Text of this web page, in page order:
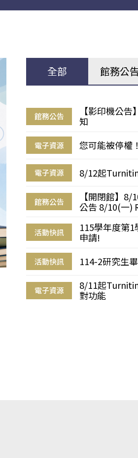
全部 館務公
館務公告
【影印機公
知
電子資源 您可能被停權
電子資源 8/12起
館務公告
【開閉館】
公告 8/10(一)
活動快訊
115學年度第
申請!
活動快訊 114-2研究生
電子資源
8/11起
對功能